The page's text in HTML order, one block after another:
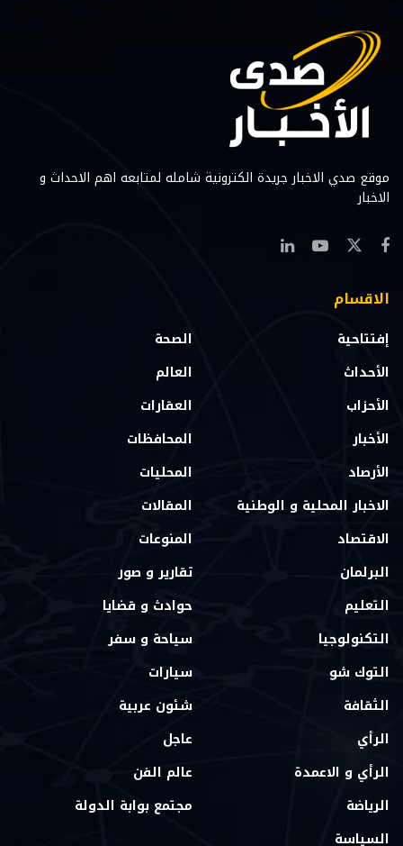
موقع صدي الاخبار جريدة الكترونية شامله لمتابعه اهم الاحداث و
الاخبار
الاقسام
إفتتاحية
الأحداث
الأحزاب
الأخبار
الأرصاد
الاخبار المحلية و الوطنية
الاقتصاد
البرلمان
التعليم
التكنولوجيا
التوك شو
الثقافة
الرأي
الرأي و الاعمدة
الرياضة
السياسة
الصحة
العالم
العقارات
المحافظات
المحليات
المقالات
المنوعات
تقارير و صور
حوادث و قضايا
سياحة و سفر
سيارات
شئون عربية
عاجل
عالم الفن
مجتمع بوابة الدولة